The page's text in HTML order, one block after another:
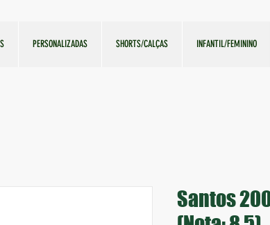
PERSONALIZADAS SHORTS/CALÇAS INFANTIL/FEMININO
Santos